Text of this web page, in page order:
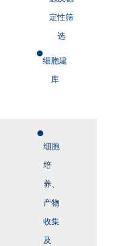
定性筛
选
细胞建
库
细胞
培
养、
产物
收集
及